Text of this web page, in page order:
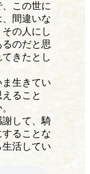
この世に
間違いな
の人にし
のだと思
きたとし
生きてい
ること
謝して、騎
ることな
活してい